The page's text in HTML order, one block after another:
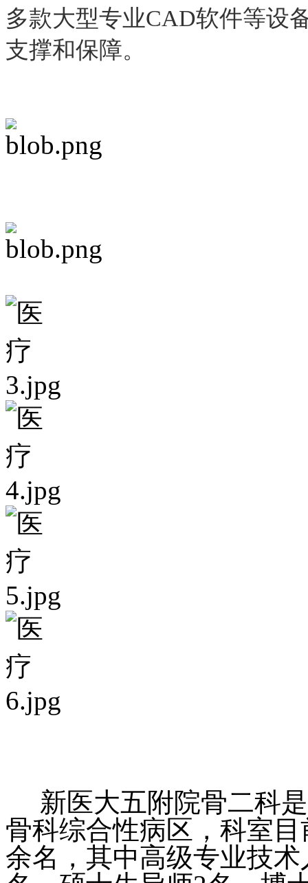
多款大型专业CAD软件等设
支撑和保障。
新医大五附院骨二科
骨科综合性病区，科室
余名，其中高级专业技